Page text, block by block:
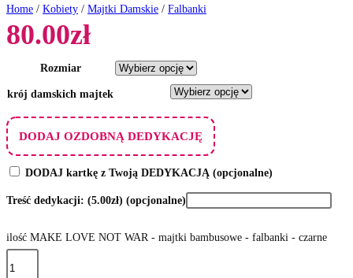
Home / Kobiety / Majtki Damskie / Falbanki
80.00zł
Rozmiar
krój damskich majtek
DODAJ OZDOBNĄ DEDYKACJĘ
DODAJ kartkę z Twoją DEDYKACJĄ (opcjonalne)
Treść dedykacji: (5.00zł) (opcjonalne)
ilość MAKE LOVE NOT WAR - majtki bambusowe - falbanki - czarne